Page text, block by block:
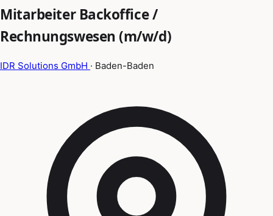
Mitarbeiter Backoffice /
Rechnungswesen (m/w/d)
IDR Solutions GmbH · Baden-Baden